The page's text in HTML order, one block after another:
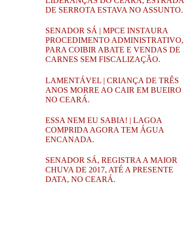
DE SERROTA ESTAVA NO ASSUNTO.
SENADOR SÁ | MPCE INSTAURA
PROCEDIMENTO ADMINISTRATIVO,
PARA COIBIR ABATE E VENDAS DE
CARNES SEM FISCALIZAÇÃO.
LAMENTÁVEL | CRIANÇA DE TRÊS
ANOS MORRE AO CAIR EM BUEIRO
NO CEARÁ.
ESSA NEM EU SABIA! | LAGOA
COMPRIDA AGORA TEM ÁGUA
ENCANADA.
SENADOR SÁ, REGISTRA A MAIOR
CHUVA DE 2017, ATÉ A PRESENTE
DATA, NO CEARÁ.